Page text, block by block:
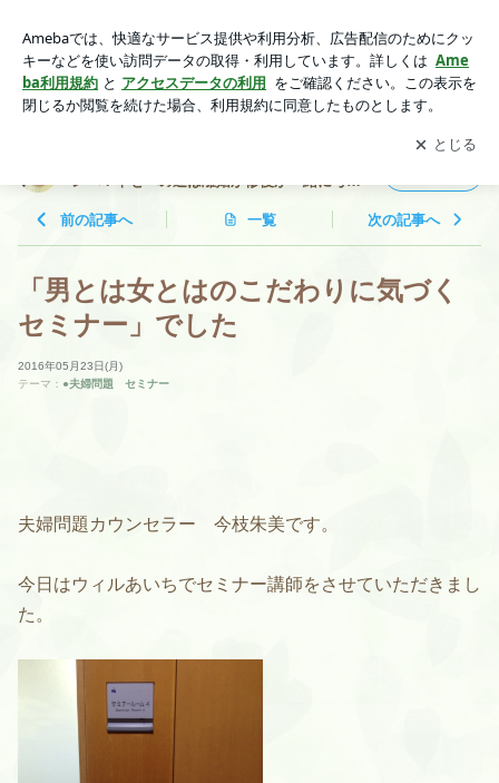
題カウンセリングなら名古屋のリボーンへ！幸せへの道は離婚
か修復か一緒に考えます
アプリをダウンロードして ブログの更新通知
を受け取りまし
ょう。
開く
ンへ！幸せへの道は離婚か修復か一緒に考え
前の記事へ 一覧 次の記事へ
「男とは女とはのこだわりに気づく
セミナー」でした
2016年05月23日(月)
テーマ： ●夫婦問題 セミナー
夫婦問題カウンセラー 今枝朱美です。
今日はウィルあいちでセミナー講師をさせていただきまし
た。